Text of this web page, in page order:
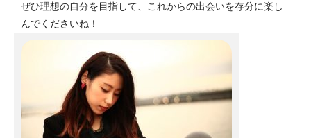
ぜひ理想の自分を目指して、これからの出会いを存分に楽し
んでくださいね！